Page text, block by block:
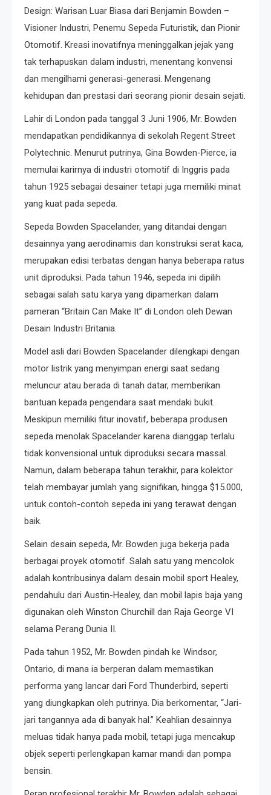
Design: Warisan Luar Biasa dari Benjamin Bowden –
Visioner Industri, Penemu Sepeda Futuristik, dan Pionir
Otomotif. Kreasi inovatifnya meninggalkan jejak yang
tak terhapuskan dalam industri, menentang konvensi
dan mengilhami generasi-generasi. Mengenang
kehidupan dan prestasi dari seorang pionir desain sejati.
Lahir di London pada tanggal 3 Juni 1906, Mr. Bowden
mendapatkan pendidikannya di sekolah Regent Street
Polytechnic. Menurut putrinya, Gina Bowden-Pierce, ia
memulai karirnya di industri otomotif di Inggris pada
tahun 1925 sebagai desainer tetapi juga memiliki minat
yang kuat pada sepeda.
Sepeda Bowden Spacelander, yang ditandai dengan
desainnya yang aerodinamis dan konstruksi serat kaca,
merupakan edisi terbatas dengan hanya beberapa ratus
unit diproduksi. Pada tahun 1946, sepeda ini dipilih
sebagai salah satu karya yang dipamerkan dalam
pameran “Britain Can Make It” di London oleh Dewan
Desain Industri Britania.
Model asli dari Bowden Spacelander dilengkapi dengan
motor listrik yang menyimpan energi saat sedang
meluncur atau berada di tanah datar, memberikan
bantuan kepada pengendara saat mendaki bukit.
Meskipun memiliki fitur inovatif, beberapa produsen
sepeda menolak Spacelander karena dianggap terlalu
tidak konvensional untuk diproduksi secara massal.
Namun, dalam beberapa tahun terakhir, para kolektor
telah membayar jumlah yang signifikan, hingga $15.000,
untuk contoh-contoh sepeda ini yang terawat dengan
baik.
Selain desain sepeda, Mr. Bowden juga bekerja pada
berbagai proyek otomotif. Salah satu yang mencolok
adalah kontribusinya dalam desain mobil sport Healey,
pendahulu dari Austin-Healey, dan mobil lapis baja yang
digunakan oleh Winston Churchill dan Raja George VI
selama Perang Dunia II.
Pada tahun 1952, Mr. Bowden pindah ke Windsor,
Ontario, di mana ia berperan dalam memastikan
performa yang lancar dari Ford Thunderbird, seperti
yang diungkapkan oleh putrinya. Dia berkomentar, “Jari-
jari tangannya ada di banyak hal.” Keahlian desainnya
meluas tidak hanya pada mobil, tetapi juga mencakup
objek seperti perlengkapan kamar mandi dan pompa
bensin.